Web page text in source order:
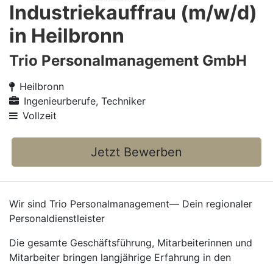
Industriekauffrau (m/w/d)
in Heilbronn
Trio Personalmanagement GmbH
Heilbronn
Ingenieurberufe, Techniker
Vollzeit
Jetzt Bewerben
Wir sind Trio Personalmanagement— Dein regionaler
Personaldienstleister
Die gesamte Geschäftsführung, Mitarbeiterinnen und
Mitarbeiter bringen langjährige Erfahrung in den